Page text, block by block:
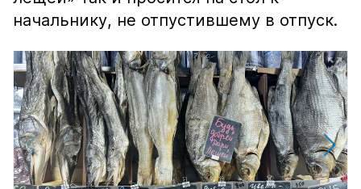
начальнику, не отпустившему в отпуск.